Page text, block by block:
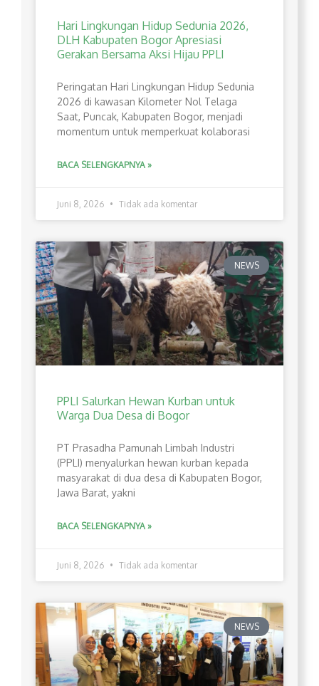
Hari Lingkungan Hidup Sedunia 2026,
DLH Kabupaten Bogor Apresiasi
Gerakan Bersama Aksi Hijau PPLI
Peringatan Hari Lingkungan Hidup Sedunia
2026 di kawasan Kilometer Nol Telaga
Saat, Puncak, Kabupaten Bogor, menjadi
momentum untuk memperkuat kolaborasi
BACA SELENGKAPNYA »
Juni 8, 2026 Tidak ada komentar
NEWS
PPLI Salurkan Hewan Kurban untuk
Warga Dua Desa di Bogor
PT Prasadha Pamunah Limbah Industri
(PPLI) menyalurkan hewan kurban kepada
masyarakat di dua desa di Kabupaten Bogor,
Jawa Barat, yakni
BACA SELENGKAPNYA »
Juni 8, 2026 Tidak ada komentar
NEWS